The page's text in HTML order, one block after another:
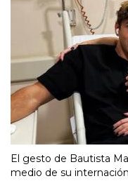
El gesto de Bautista
medio de su